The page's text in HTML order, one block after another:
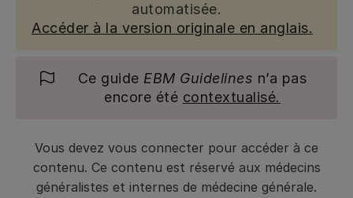
automatisée.
Accéder à la version originale en anglais.
Ce guide EBM Guidelines n’a pas
encore été contextualisé.
Vous devez vous connecter pour accéder à ce
contenu. Ce contenu est réservé aux médecins
généralistes et internes de médecine générale.